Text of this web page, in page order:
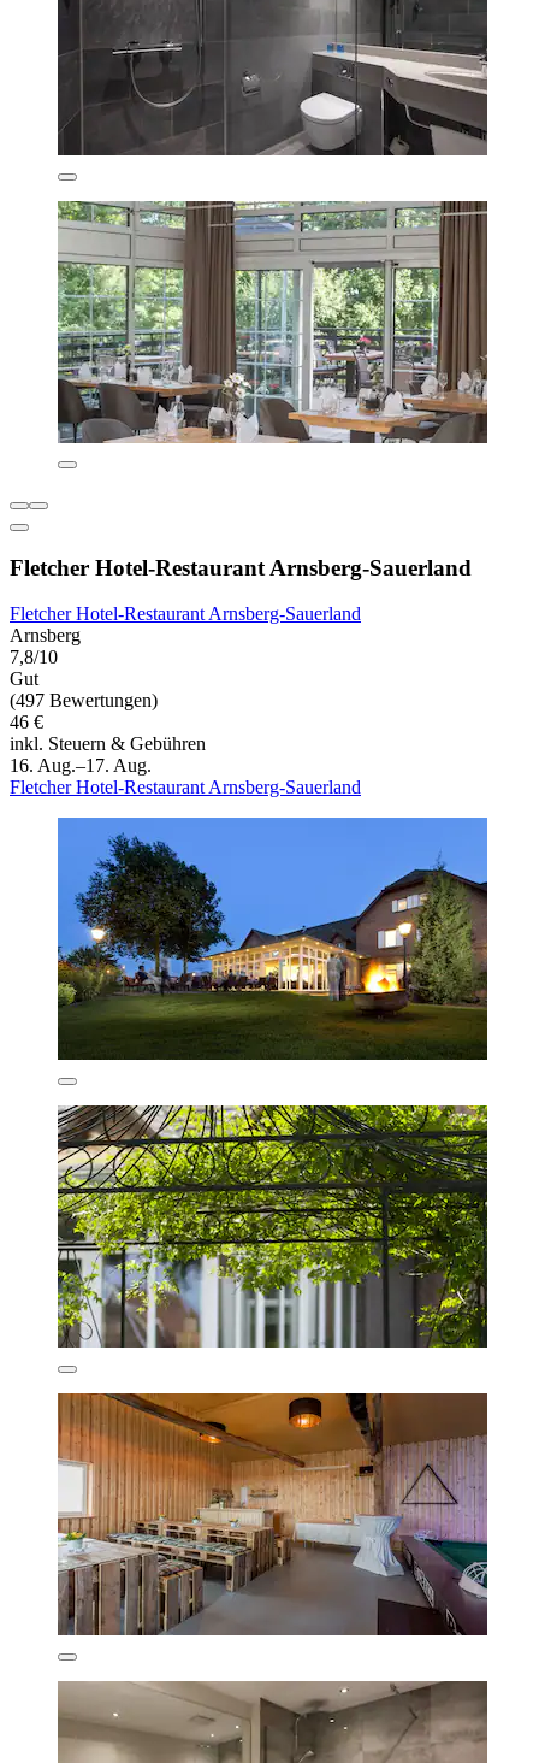
Fletcher Hotel-Restaurant Arnsberg-Sauerland
Fletcher Hotel-Restaurant Arnsberg-Sauerland
Arnsberg
7,8/10
Gut
(497 Bewertungen)
46 €
inkl. Steuern & Gebühren
16. Aug.–17. Aug.
Fletcher Hotel-Restaurant Arnsberg-Sauerland